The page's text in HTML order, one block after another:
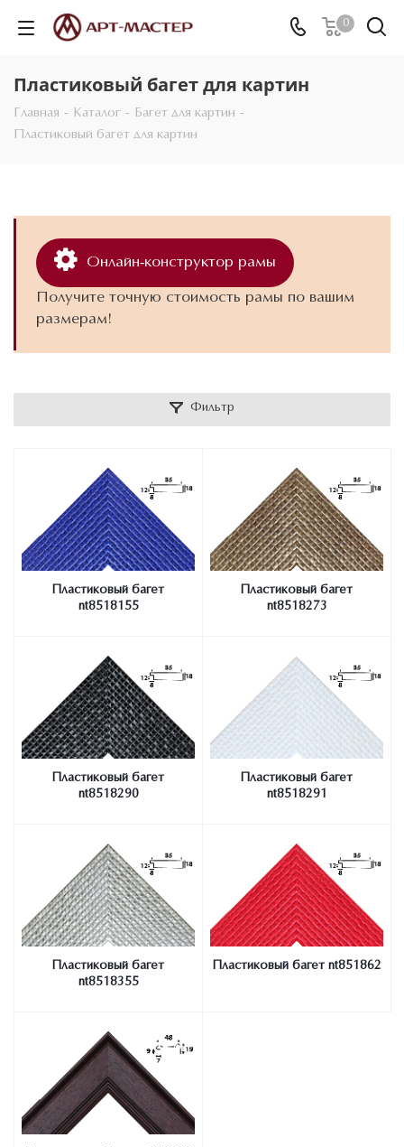
0
Пластиковый багет для картин
Главная - Каталог - Багет для картин -
Пластиковый багет для картин
Онлайн-конструктор рамы
Получите точную стоимость рамы по вашим
размерам!
Фильтр
Пластиковый багет
nt8518155
Пластиковый багет
nt8518273
Пластиковый багет
nt8518290
Пластиковый багет
nt8518291
Пластиковый багет
nt8518355
Пластиковый багет nt851862